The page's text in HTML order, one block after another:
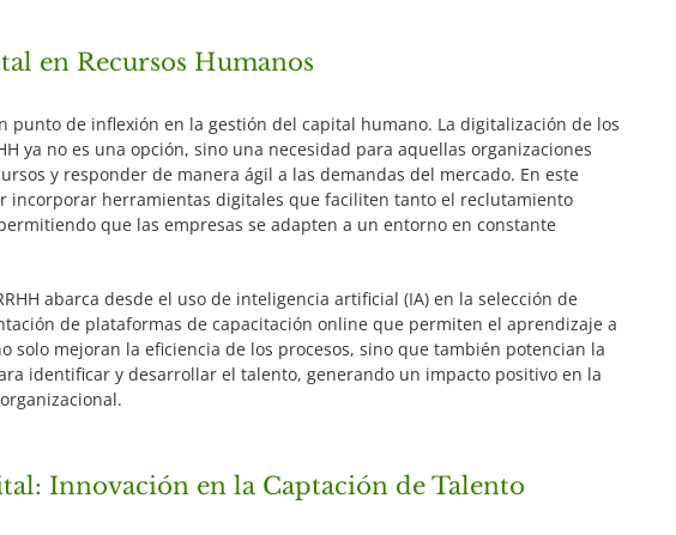
en Recursos Humanos
punto de inflexión en la gestión del capital humano. La digitalización de los
ya no es una opción, sino una necesidad para aquellas organizaciones
y responder de manera ágil a las demandas del mercado. En este
incorporar herramientas digitales que faciliten tanto el reclutamiento
que las empresas se adapten a un entorno en constante
abarca desde el uso de inteligencia artificial (IA) en la selección de
de plataformas de capacitación online que permiten el aprendizaje a
solo mejoran la eficiencia de los procesos, sino que también potencian la
identificar y desarrollar el talento, generando un impacto positivo en la
Innovación en la Captación de Talento